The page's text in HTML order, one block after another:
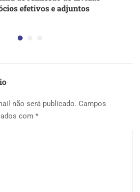
efetivos e adjuntos
não será publicado. Campos
com *